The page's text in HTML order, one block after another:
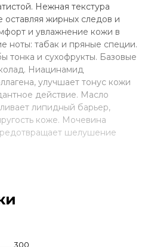
Нежная текстура
оставляя жирных следов и
и увлажнение кожи в
ноты: табак и пряные специи.
тонка и сухофрукты. Базовые
Ниацинамид
улучшает тонус кожи
действие. Масло
липидный барьер,
коже. Мочевина
шелушение
до полного впитывания.
300